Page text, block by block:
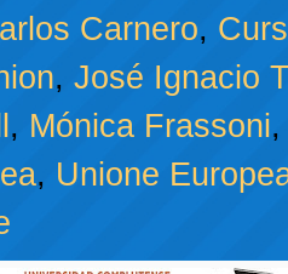
Carnero,
, José Ignacio
, Mónica Frassoni
, Unione